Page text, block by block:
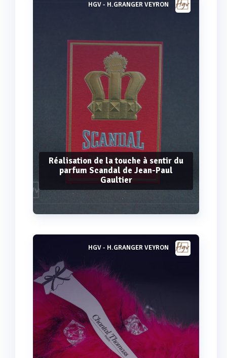
HGV - H.GRANGER VEYRON
Réalisation de la touche à sentir du
parfum Scandal de Jean-Paul
Gaultier
Voir plus
HGV - H.GRANGER VEYRON